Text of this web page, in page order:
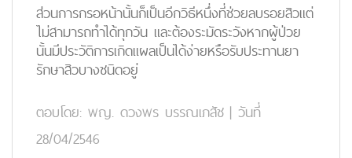
ส่วนการกรอหน้านั้นก็เป็นอีกวิธีหนึ่งที่ช่วยลบรอยสิวแต่
ไม่สามารถทำได้ทุกวัน และต้องระมัดระวังหากผู้ป่วย
นั้นมีประวัติการเกิดแผลเป็นได้ง่ายหรือรับประทานยา
รักษาสิวบางชนิดอยู่
ตอบโดย: พญ. ดวงพร บรรณเภสัช | วันที่
28/04/2546